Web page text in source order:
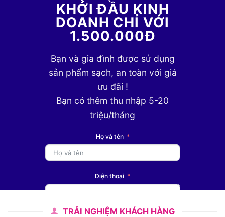
KHỞI ĐẦU KINH
DOANH CHỈ VỚI
1.500.000Đ
Bạn và gia đình được sử dụng
sản phẩm sạch, an toàn với giá
ưu đãi !
Bạn có thêm thu nhập 5-20
triệu/tháng
Họ và tên
Điện thoại
TRẢI NGHIỆM KHÁCH HÀNG